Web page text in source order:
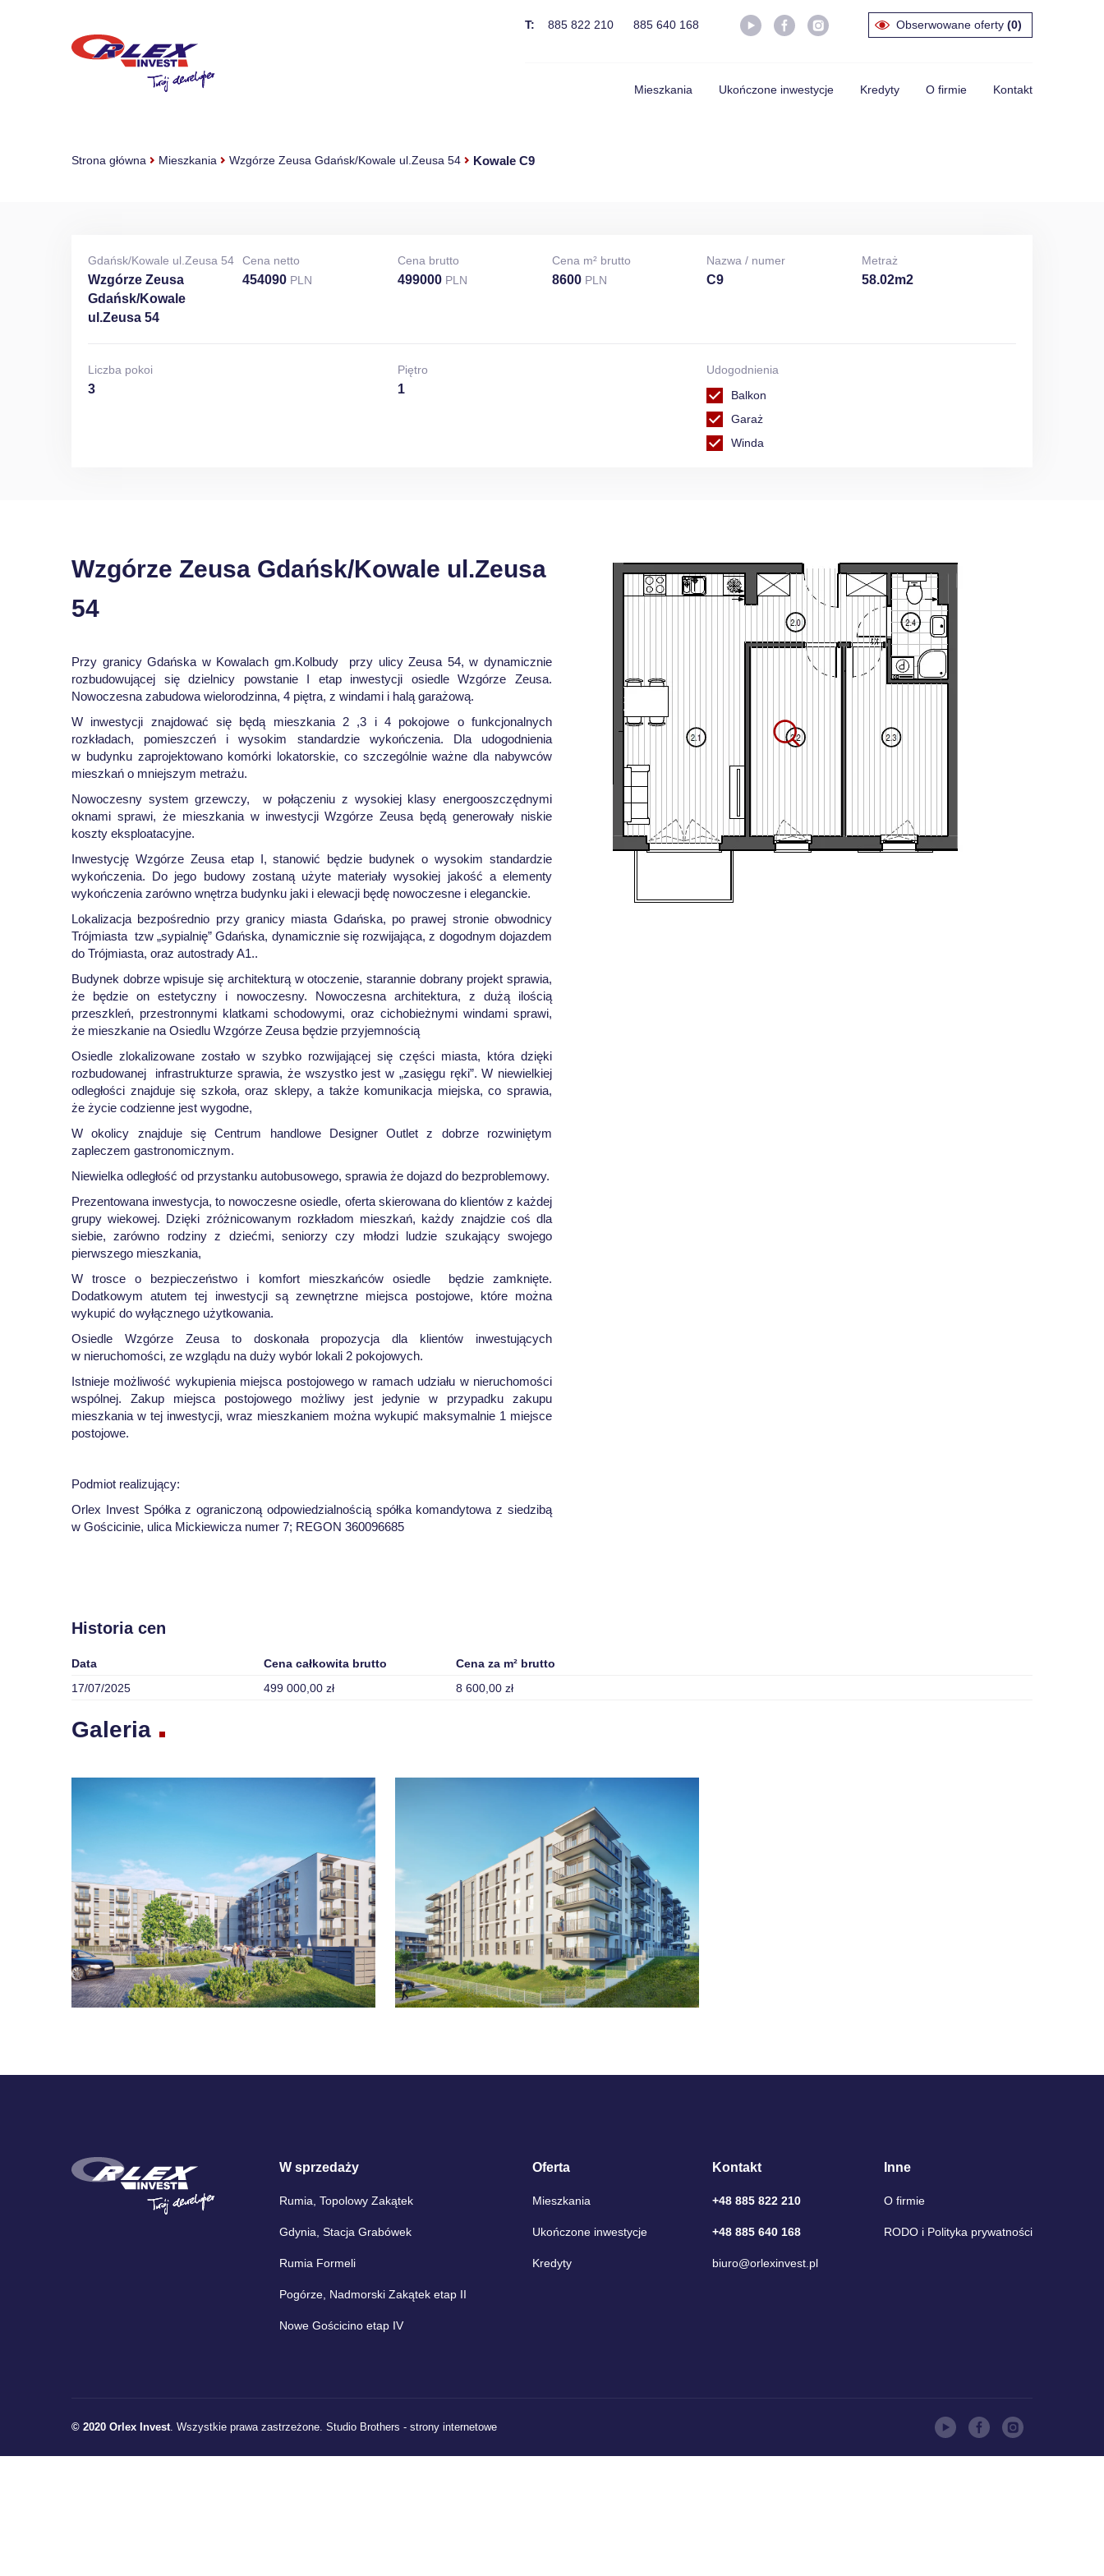
T: 885 822 210 885 640 168 Obserwowane oferty (0)
Mieszkania Ukończone inwestycje Kredyty O firmie Kontakt
Strona główna Mieszkania Wzgórze Zeusa Gdańsk/Kowale ul.Zeusa 54 Kowale C9
Gdańsk/Kowale ul.Zeusa 54
Wzgórze Zeusa
Gdańsk/Kowale
ul.Zeusa 54
Cena netto
454090 PLN
Cena brutto
499000PLN
Cena m² brutto
8600PLN
Nazwa / numer
C9
Metraż
58.02m2
Liczba pokoi
3
Piętro
1
Udogodnienia
Balkon
Garaż
Winda
Wzgórze Zeusa Gdańsk/Kowale ul.Zeusa
54
Przy granicy Gdańska w Kowalach gm.Kolbudy przy ulicy Zeusa 54, w dynamicznie
rozbudowującej się dzielnicy powstanie I etap inwestycji osiedle Wzgórze Zeusa.
Nowoczesna zabudowa wielorodzinna, 4 piętra, z windami i halą garażową.
W inwestycji znajdować się będą mieszkania 2 ,3 i 4 pokojowe o funkcjonalnych
rozkładach, pomieszczeń i wysokim standardzie wykończenia. Dla udogodnienia
w budynku zaprojektowano komórki lokatorskie, co szczególnie ważne dla nabywców
mieszkań o mniejszym metrażu.
Nowoczesny system grzewczy, w połączeniu z wysokiej klasy energooszczędnymi
oknami sprawi, że mieszkania w inwestycji Wzgórze Zeusa będą generowały niskie
koszty eksploatacyjne.
Inwestycję Wzgórze Zeusa etap I, stanowić będzie budynek o wysokim standardzie
wykończenia. Do jego budowy zostaną użyte materiały wysokiej jakość a elementy
wykończenia zarówno wnętrza budynku jaki i elewacji będę nowoczesne i eleganckie.
Lokalizacja bezpośrednio przy granicy miasta Gdańska, po prawej stronie obwodnicy
Trójmiasta tzw „sypialnię” Gdańska, dynamicznie się rozwijająca, z dogodnym dojazdem
do Trójmiasta, oraz autostrady A1..
Budynek dobrze wpisuje się architekturą w otoczenie, starannie dobrany projekt sprawia,
że będzie on estetyczny i nowoczesny. Nowoczesna architektura, z dużą ilością
przeszkleń, przestronnymi klatkami schodowymi, oraz cichobieżnymi windami sprawi,
że mieszkanie na Osiedlu Wzgórze Zeusa będzie przyjemnością
Osiedle zlokalizowane zostało w szybko rozwijającej się części miasta, która dzięki
rozbudowanej infrastrukturze sprawia, że wszystko jest w „zasięgu ręki”. W niewielkiej
odległości znajduje się szkoła, oraz sklepy, a także komunikacja miejska, co sprawia,
że życie codzienne jest wygodne,
W okolicy znajduje się Centrum handlowe Designer Outlet z dobrze rozwiniętym
zapleczem gastronomicznym.
Niewielka odległość od przystanku autobusowego, sprawia że dojazd do bezproblemowy.
Prezentowana inwestycja, to nowoczesne osiedle, oferta skierowana do klientów z każdej
grupy wiekowej. Dzięki zróżnicowanym rozkładom mieszkań, każdy znajdzie coś dla
siebie, zarówno rodziny z dziećmi, seniorzy czy młodzi ludzie szukający swojego
pierwszego mieszkania,
W trosce o bezpieczeństwo i komfort mieszkańców osiedle będzie zamknięte.
Dodatkowym atutem tej inwestycji są zewnętrzne miejsca postojowe, które można
wykupić do wyłącznego użytkowania.
Osiedle Wzgórze Zeusa to doskonała propozycja dla klientów inwestujących
w nieruchomości, ze wzglądu na duży wybór lokali 2 pokojowych.
Istnieje możliwość wykupienia miejsca postojowego w ramach udziału w nieruchomości
wspólnej. Zakup miejsca postojowego możliwy jest jedynie w przypadku zakupu
mieszkania w tej inwestycji, wraz mieszkaniem można wykupić maksymalnie 1 miejsce
postojowe.
Podmiot realizujący:
Orlex Invest Spółka z ograniczoną odpowiedzialnością spółka komandytowa z siedzibą
w Gościcinie, ulica Mickiewicza numer 7; REGON 360096685
Historia cen
Data Cena całkowita brutto
Cena za m² brutto
17/07/2025
499 000,00 zł 8 600,00 zł
Galeria
W sprzedaży
Rumia, Topolowy Zakątek
Gdynia, Stacja Grabówek
Rumia Formeli
Pogórze, Nadmorski Zakątek etap II
Nowe Gościcino etap IV
Oferta
Mieszkania
Ukończone inwestycje
Kredyty
Kontakt
+48 885 822 210
+48 885 640 168
biuro@orlexinvest.pl
Inne
O firmie
RODO i Polityka prywatności
© 2020 Orlex Invest . Wszystkie prawa zastrzeżone. Studio Brothers - strony internetowe